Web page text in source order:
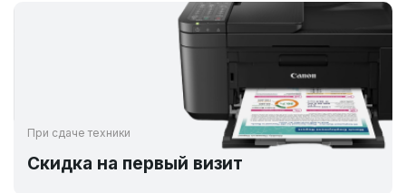
При сдаче техники
Скидка на первый визит